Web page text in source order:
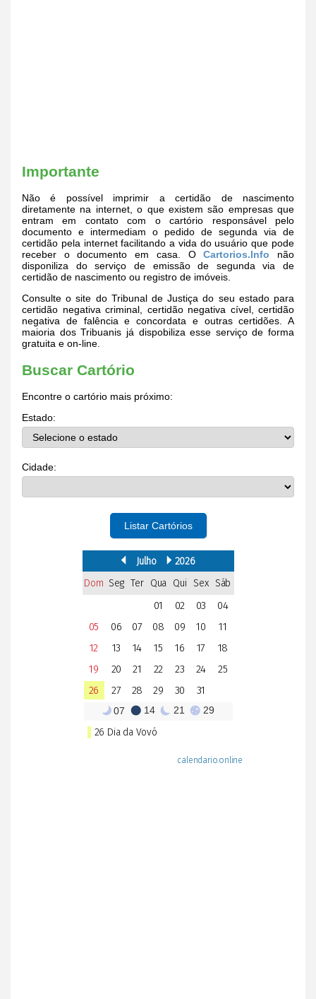
Importante
Não é possível imprimir a certidão de nascimento
diretamente na internet, o que existem são empresas que
entram em contato com o cartório responsável pelo
documento e intermediam o pedido de segunda via de
certidão pela internet facilitando a vida do usuário que pode
receber o documento em casa. OCartorios.Info não
disponiliza do serviço de emissão de segunda via de
certidão de nascimento ou registro de imóveis.
Consulte o site do Tribunal de Justiça do seu estado para
certidão negativa criminal, certidão negativa cível, certidão
negativa de falência e concordata e outras certidões. A
maioria dos Tribuanis já dispobiliza esse serviço de forma
gratuita e on-line.
Buscar Cartório
Encontre o cartório mais próximo:
Estado:
Cidade:
Listar Cartórios